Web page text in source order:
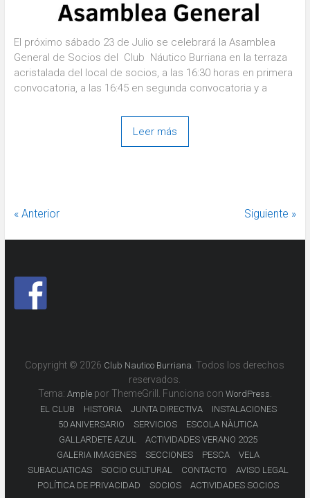
El próximo sábado 23 de Julio se celebrará la Asamblea
General de Socios del Club Náutico Burriana en la terraza
acristalada del local de socios, a las 16:30 horas en primera
convocatoria, a las 16:45 en segunda convocatoria y a
Leer más
« Anterior Siguiente »
Copyright © 2026 Club Nautico Burriana . Todos los derechos
reservados.
Tema: Amplepor ThemeGrill. Funciona con WordPress
EL CLUB HISTORIA JUNTA DIRECTIVA
INSTALACIONES
50 ANIVERSARIO
SERVICIOS
ESCOLA NÀUTICA
GALLARDETE AZUL
ACTIVIDADES VERANO 2025
GALERIA IMAGENES
SECCIONES PESCA
VELA
SUBACUATICAS
SOCIO CULTURAL CONTACTO
AVISO LEGAL
POLÍTICA DE PRIVACIDAD
SOCIOS ACTIVIDADES SOCIOS